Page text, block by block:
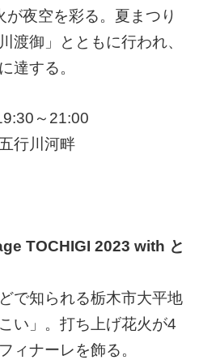
夜空を彩る。夏まつり
渡御」とともに行われ、
達する。
～21:00
行川河畔
TOCHIGI 2023 with と
で知られる栃木市大平地
い」。打ち上げ花火が4
ィナーレを飾る。